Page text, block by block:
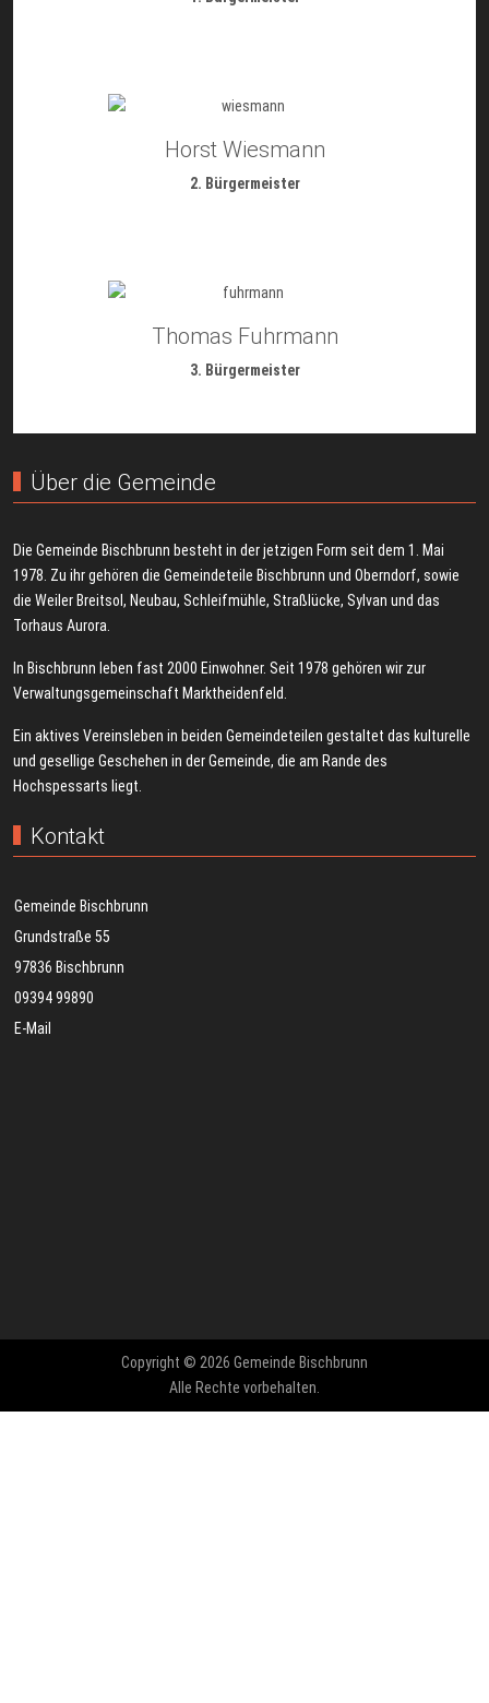
Horst Wiesmann
2. Bürgermeister
Thomas Fuhrmann
3. Bürgermeister
Über die Gemeinde
Die Gemeinde Bischbrunn besteht in der jetzigen Form seit dem 1. Mai
1978. Zu ihr gehören die Gemeindeteile Bischbrunn und Oberndorf, sowie
die Weiler Breitsol, Neubau, Schleifmühle, Straßlücke, Sylvan und das
Torhaus Aurora.
In Bischbrunn leben fast 2000 Einwohner. Seit 1978 gehören wir zur
Verwaltungsgemeinschaft Marktheidenfeld.
Ein aktives Vereinsleben in beiden Gemeindeteilen gestaltet das kulturelle
und gesellige Geschehen in der Gemeinde, die am Rande des
Hochspessarts liegt.
Kontakt
Gemeinde Bischbrunn
Grundstraße 55
97836 Bischbrunn
09394 99890
E-Mail
Copyright © 2026 Gemeinde Bischbrunn
Alle Rechte vorbehalten.